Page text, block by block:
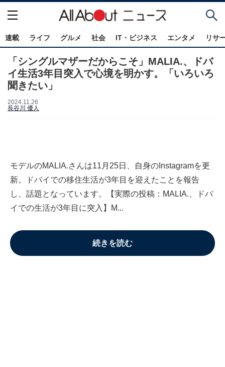
連載 ライフ グルメ 社会 IT・ビジネス エンタメ リサ
「シングルマザーだからこそ」MALIA.、ドバ
イ生活3年目突入で心境を明かす。「いろいろ
聞きたい」
2024.11.26
長谷川 優人
モデルのMALIA.さんは11月25日、自身のInstagramを更
新。ドバイでの移住生活が3年目を迎えたことを報告
し、話題となっています。【実際の投稿：MALIA.、ドバ
イでの生活が3年目に突入】M...
続きを読む